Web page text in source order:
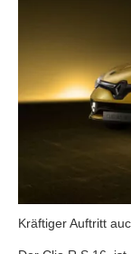
Kräftiger Auftritt